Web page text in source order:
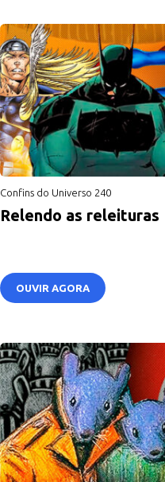
Confins do Universo 240
Relendo as releituras
OUVIR AGORA